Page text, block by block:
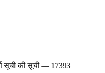
सूची की सूची — 17393